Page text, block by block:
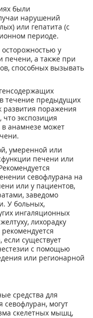
были
нарушений
или гепатита (с
периоде.
у
печени, а также при
способных вызывать
течение предыдущих
развития поражения
экспозиция
в анамнезе может
умеренной или
печени или
севофлурана на
или у пациентов,
заведомо
У больных,
ингаляционных
лихорадку
существует
с помощью
или регионарной
средства для
севофлуран, могут
скелетных мышц,